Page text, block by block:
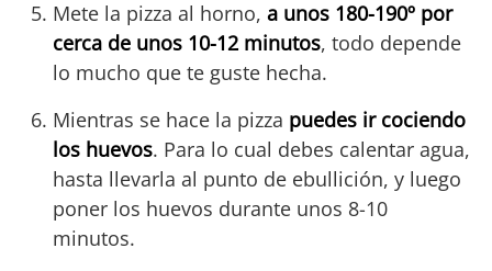
Mete la pizza al horno, a unos 180-190º por
cerca de unos 10-12 minutos, todo depende
lo mucho que te guste hecha.
Mientras se hace la pizza puedes ir cociendo
los huevos. Para lo cual debes calentar agua,
hasta llevarla al punto de ebullición, y luego
poner los huevos durante unos 8-10
minutos.